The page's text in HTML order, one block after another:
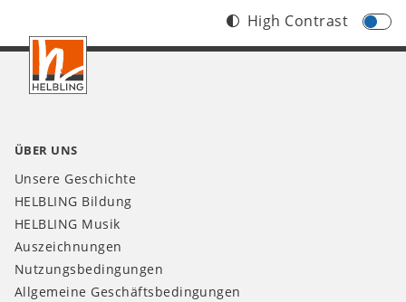
Footer
DE
High Contrast
ÜBER UNS
Unsere Geschichte
HELBLING Bildung
HELBLING Musik
Auszeichnungen
Nutzungsbedingungen
Allgemeine Geschäftsbedingungen